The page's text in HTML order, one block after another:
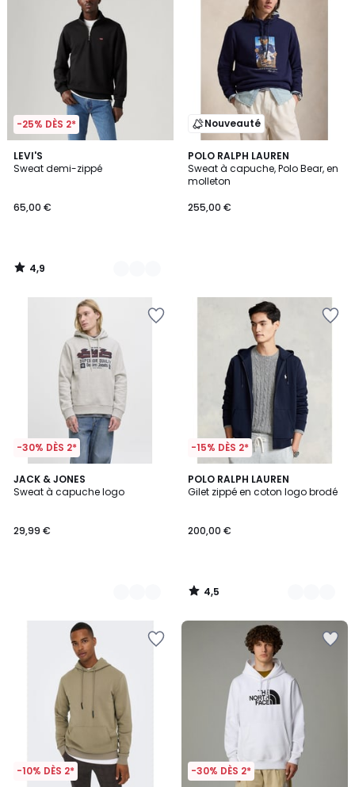
-25% DÈS 2*
LEVI'S
Sweat demi-zippé
65,00 €
4,9
/ 5
2
Couleurs
4,9
/
Nouveauté
POLO RALPH LAUREN
Sweat à capuche, Polo Bear, en
molleton
255,00 €
-30% DÈS 2*
JACK & JONES
Sweat à capuche logo
29,99 €
4
Couleurs
-15% DÈS 2*
POLO RALPH LAUREN
Gilet zippé en coton logo brodé
200,00 €
4,5
/ 5
3
Couleurs
4,5
/
-10% DÈS 2* -30% DÈS 2*